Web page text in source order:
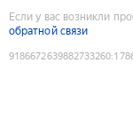
Если у вас возникли
обратной связи
9186672639882733260: